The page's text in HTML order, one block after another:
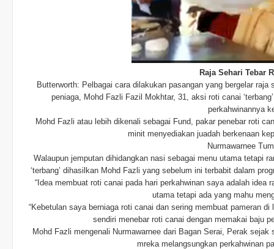
Raja Sehari Tebar
Butterworth: Pelbagai cara dilakukan pasangan yang bergelar
peniaga, Mohd Fazli Fazil Mokhtar, 31, aksi roti canai
perkahwinannya
Mohd Fazli atau lebih dikenali sebagai Fund, pakar penebar roti
minit menyediakan juadah berkenaan
Nurmawarnee
Walaupun jemputan dihidangkan nasi sebagai menu utama tetapi
‘terbang’ dihasilkan Mohd Fazli yang sebelum ini terbabit dalam
“Idea membuat roti canai pada hari perkahwinan saya adalah idea
utama tetapi ada yang mahu
“Kebetulan saya berniaga roti canai dan sering membuat pameran
sendiri menebar roti canai dengan memakai baju
Mohd Fazli mengenali Nurmawarnee dari Bagan Serai, Perak
mreka melangsungkan perkahwinan